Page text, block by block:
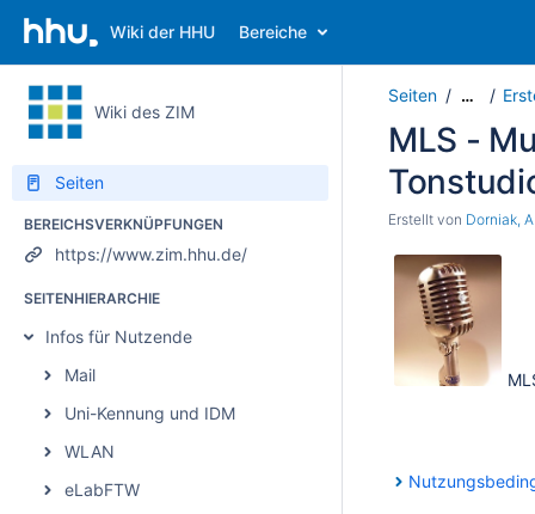
Wiki der HHU Bereiche
Wiki des ZIM
Seiten
BEREICHSVERKNÜPFUNGEN
https://www.zim.hhu.de/
SEITENHIERARCHIE
Infos für Nutzende
Mail
Uni-Kennung und IDM
WLAN
eLabFTW
Seiten …
MLS -
Erstellt von Dorniak,